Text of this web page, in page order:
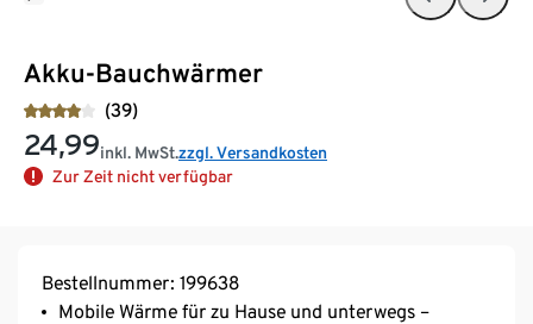
Akku-Bauchwärmer
(39)
24,99inkl. MwSt.zzgl. Versandkosten
Zur Zeit nicht verfügbar
Bestellnummer: 199638
Mobile Wärme für zu Hause und unterwegs –